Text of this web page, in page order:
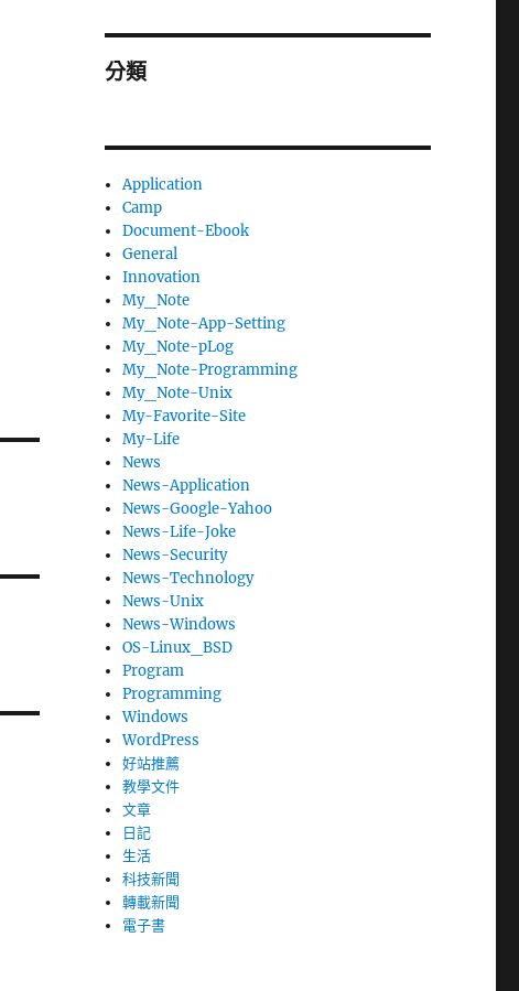
分類
Application
Camp
Document-Ebook
General
Innovation
My_Note
My_Note-App-Setting
My_Note-pLog
My_Note-Programming
My_Note-Unix
My-Favorite-Site
My-Life
News
News-Application
News-Google-Yahoo
News-Life-Joke
News-Security
News-Technology
News-Unix
News-Windows
OS-Linux_BSD
Program
Programming
Windows
WordPress
好站推薦
教學文件
文章
日記
生活
科技新聞
轉載新聞
電子書